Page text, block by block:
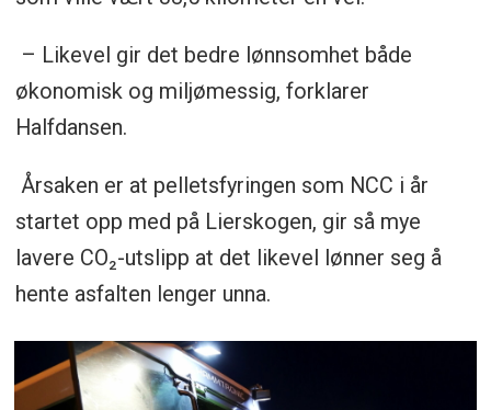
– Likevel gir det bedre lønnsomhet både
økonomisk og miljømessig, forklarer
Halfdansen.
Årsaken er at pelletsfyringen som NCC i år
startet opp med på Lierskogen, gir så mye
lavere CO₂-utslipp at det likevel lønner seg å
hente asfalten lenger unna.